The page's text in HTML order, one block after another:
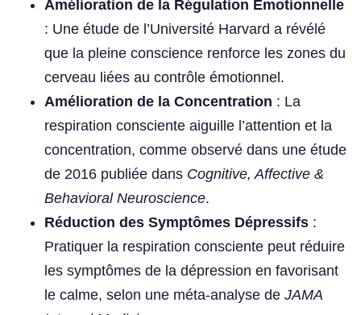
Amélioration de la Régulation Émotionnelle
: Une étude de l’Université Harvard a révélé
que la pleine conscience renforce les zones du
cerveau liées au contrôle émotionnel.
Amélioration de la Concentration : La
respiration consciente aiguille l’attention et la
concentration, comme observé dans une étude
de 2016 publiée dans Cognitive, Affective &
Behavioral Neuroscience.
Réduction des Symptômes Dépressifs :
Pratiquer la respiration consciente peut réduire
les symptômes de la dépression en favorisant
le calme, selon une méta-analyse de JAMA